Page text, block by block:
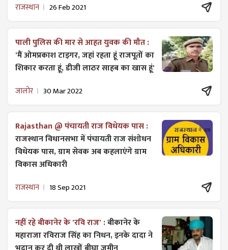
राजस्थान 26 Feb 2021
पाली पुलिस की मार से आहत युवक की मौत :
'मैं ओमप्रकाश टाइगर, जहां रहता हूं राजपूतों का
शिकार करता हूं, डीजी लाठर साहब का खास हूं'
जालोर 30 Mar 2022
Rajasthan @ पंचायती राज विधेयक पास :
राजस्थान विधानसभा में पंचायती राज ​संशोधन
विधेयक पास, ग्राम सेवक अब कहलाएंगे ग्राम
विकास अधिकारी
राजस्थान 18 Sep 2021
नहीं रहे बीकानेर के 'रवि राज' :बीकानेर के
महाराजा रविराज सिंह का निधन, इनके दादा ने